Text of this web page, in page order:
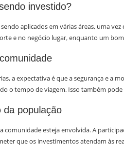
investido?
aplicados em várias áreas, uma
e no negócio lugar, enquanto um
a expectativa é que a segurança e a
o tempo de viagem. Isso também
da população
comunidade esteja envolvida. A
que os investimentos atendam às